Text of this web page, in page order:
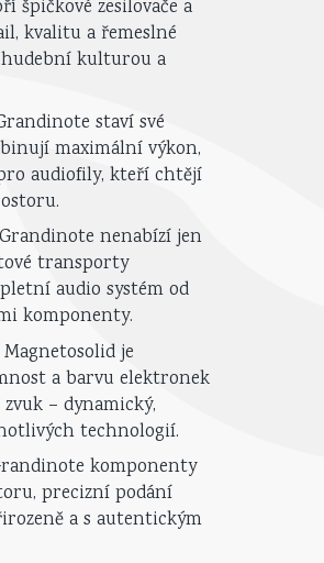
špičkové zesilovače a
kvalitu a řemeslné
hudební kulturou a
staví své
maximální výkon,
audiofily, kteří chtějí
Grandinote nenabízí jen
transporty
audio systém od
komponenty.
Magnetosolid je
a barvu elektronek
– dynamický,
technologií.
komponenty
precizní podání
a s autentickým